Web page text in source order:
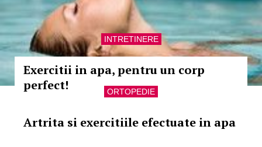
INTRETINERE
Exercitii in apa, pentru un corp
perfect!
ORTOPEDIE
Artrita si exercitiile efectuate in apa